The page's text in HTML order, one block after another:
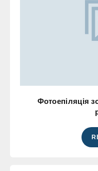
Фотоепіляція